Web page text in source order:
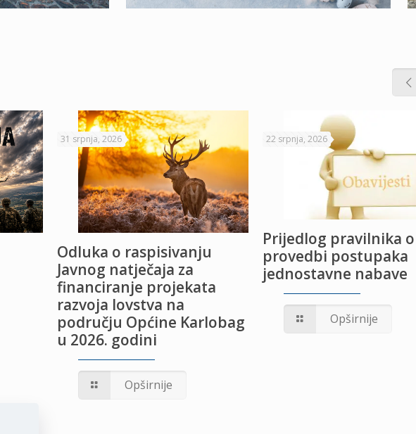
31 srpnja, 2026
Odluka o raspisivanju
Javnog natječaja za
financiranje projekata
razvoja lovstva na
području Općine Karlobag
u 2026. godini
Opširnije
22 srpnja, 2026
Prijedlog pravilnika o
provedbi postupaka
jednostavne nabave
Opširnije